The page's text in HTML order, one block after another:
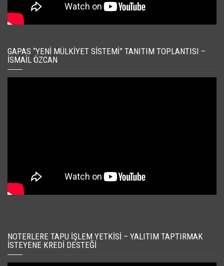
GAPAS “YENI MÜLKIYET SISTEMI” TANITIM TOPLANTISI –
İSMAIL ÖZCAN
NOTERLERE TAPU İŞLEM YETKISI – YALITIM TAPTIRMAK
İSTEYENE KREDI DESTEĞI